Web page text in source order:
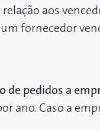
aos
fornecedor
pedidos a
ano. Caso a